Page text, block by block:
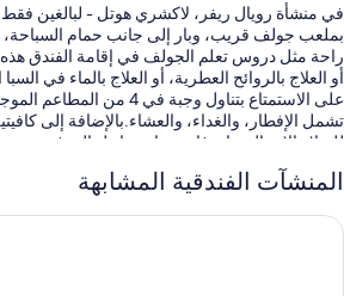
في منشأة رويال ريفر، لاكشري هوتل - لبالغين
بملعب جولف قريب، وبار إلى جانب حمام
راحة مثل دروس تعلم الجولف في إقامة الفندق
أو العلاج بالروائح العطرية، أو العلاج بالماء في
على الاستمتاع بتناول وجبة
تشمل الإفطار، والغداء، والعشاء.بالإضافة إلى
للنزلاء الاتصال بواي فاي مجاني داخل الغرفة.
ستتوفر أيضًا امتيازات مثل:
حمام سباحة مغطى وحمام سباحة مكشوف،
المنشآت الفندقية المشابهة
ميليا جاردينيس ديل تايدي - لبالغين فقط